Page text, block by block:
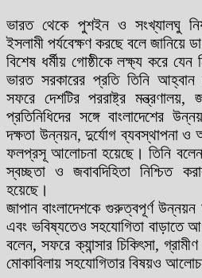
ভারত থেকে পুশইন ও সংখ্যালঘু
ইসলামী পর্যবেক্ষণ করছে বলে
বিশেষ ধর্মীয় গোষ্ঠীকে লক্ষ্য করে যেন
ভারত সরকারের প্রতি তিনি আহ্বান
সফরে দেশটির পররাষ্ট্র
প্রতিনিধিদের সঙ্গে বাংলাদেশের
দক্ষতা উন্নয়ন, দুর্যোগ ব্যবস্থাপনা ও
ফলপ্রসূ আলোচনা হয়েছে। তিনি বলেন,
স্বচ্ছতা ও জবাবদিহিতা নিশ্চিত
হয়েছে।
জাপান বাংলাদেশকে গুরুত্বপূর্ণ উন্নয়ন
এবং ভবিষ্যতেও সহযোগিতা বাড়াতে
বলেন, সফরে ক্যান্সার চিকিৎসা,
মোকাবিলায় সহযোগিতার বিষয়ও